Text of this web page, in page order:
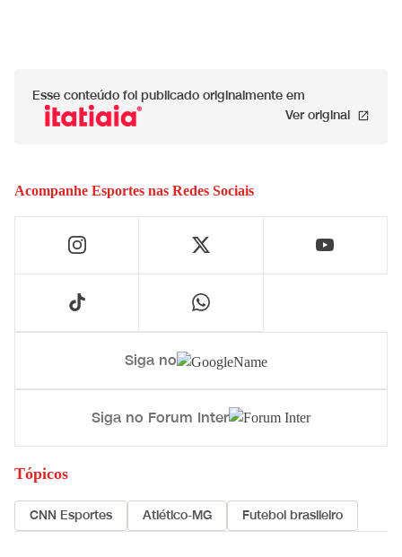
Esse conteúdo foi publicado originalmente em
Ver original
Acompanhe Esportes nas Redes Sociais
Siga no
Siga no Forum Inter
Tópicos
CNN Esportes Atlético-MG Futebol brasileiro